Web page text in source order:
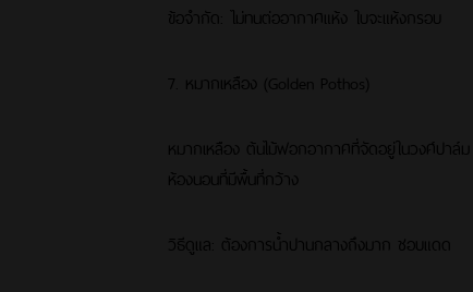
ข้อจำกัด: ไม่ทนต่ออากาศแห้ง ใบจะแห้งกรอบ
7. หมากเหลือง (Golden Pothos)
หมากเหลือง ต้นไม้ฟอกอากาศที่จัดอยู่ในวงศ์ปาล์ม
ห้องนอนที่มีพื้นที่กว้าง
วิธีดูแล: ต้องการน้ำปานกลางถึงมาก ชอบแดด